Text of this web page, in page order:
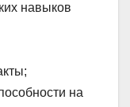
навыков
на